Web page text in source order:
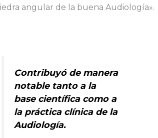
angular de la buena Audiología».
Contribuyó de manera
notable tanto a la
base científica como a
la práctica clínica de la
Audiología.